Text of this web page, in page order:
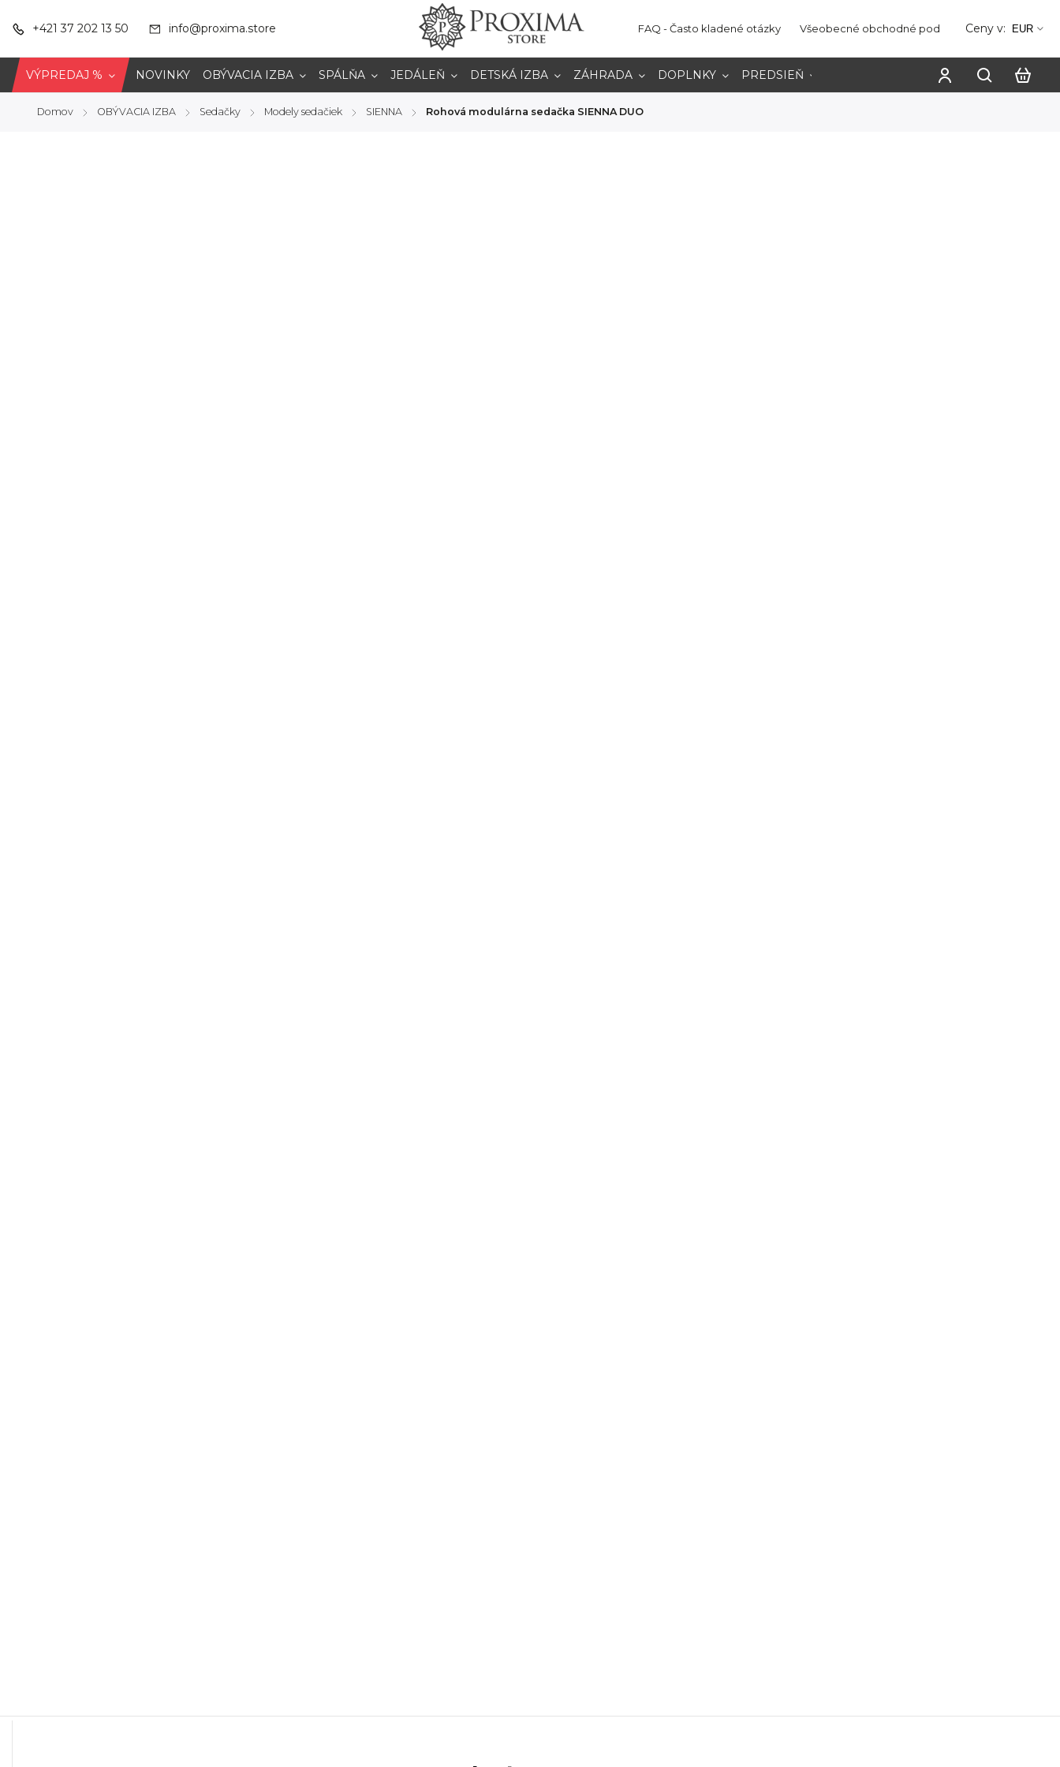
+421 37 202 13 50 info@proxima.store FAQ - Často kladené otázky Všeobecné obchodné podmienky Ochrana
Ceny v: EUR
VÝPREDAJ % NOVINKY OBÝVACIA IZBA SPÁLŇA JEDÁLEŇ DETSKÁ IZBA ZÁHRADA DOPLNKY PREDSIEŇ
Domov / OBÝVACIA IZBA / Sedačky / Modely sedačiek / SIENNA / Rohová modulárna sedačka SIENNA DUO